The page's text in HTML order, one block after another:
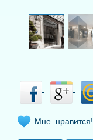
Мне нравится!